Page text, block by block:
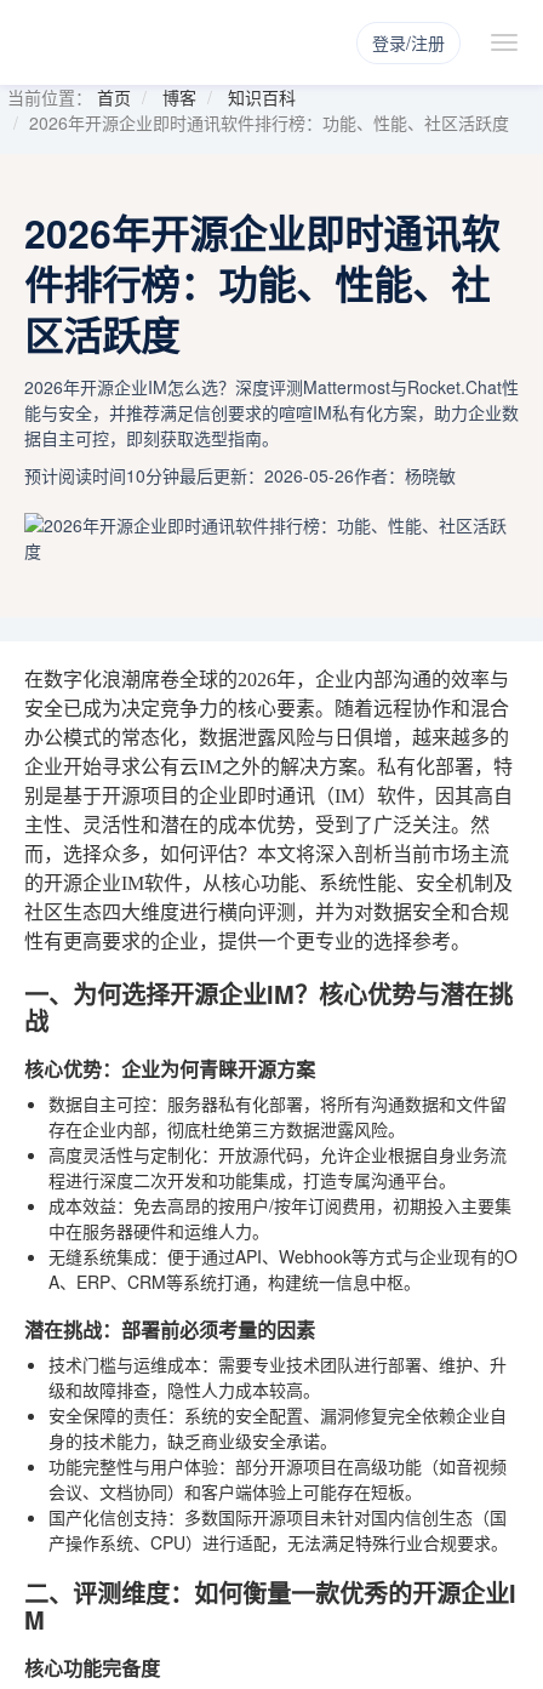
登录/注册
当前位置： 首页 博客
知识百科
2026年开源企业即时通讯软件排行榜：功能、性能、社区活跃度
2026年开源企业即时通讯软
件排行榜：功能、性能、社
区活跃度
2026年开源企业IM怎么选？深度评测Mattermost与Rocket.Chat性
能与安全，并推荐满足信创要求的喧喧IM私有化方案，助力企业数
据自主可控，即刻获取选型指南。
预计阅读时间10分钟最后更新：2026-05-26作者：杨晓敏
在数字化浪潮席卷全球的2026年，企业内部沟通的效率与
安全已成为决定竞争力的核心要素。随着远程协作和混合
办公模式的常态化，数据泄露风险与日俱增，越来越多的
企业开始寻求公有云IM之外的解决方案。私有化部署，特
别是基于开源项目的企业即时通讯（IM）软件，因其高自
主性、灵活性和潜在的成本优势，受到了广泛关注。然
而，选择众多，如何评估？本文将深入剖析当前市场主流
的开源企业IM软件，从核心功能、系统性能、安全机制及
社区生态四大维度进行横向评测，并为对数据安全和合规
性有更高要求的企业，提供一个更专业的选择参考。
一、为何选择开源企业IM？核心优势与潜在挑
战
核心优势：企业为何青睐开源方案
数据自主可控：服务器私有化部署，将所有沟通数据和文件留
存在企业内部，彻底杜绝第三方数据泄露风险。
高度灵活性与定制化：开放源代码，允许企业根据自身业务流
程进行深度二次开发和功能集成，打造专属沟通平台。
成本效益：免去高昂的按用户/按年订阅费用，初期投入主要集
中在服务器硬件和运维人力。
无缝系统集成：便于通过API、Webhook等方式与企业现有的O
A、ERP、CRM等系统打通，构建统一信息中枢。
潜在挑战：部署前必须考量的因素
技术门槛与运维成本：需要专业技术团队进行部署、维护、升
级和故障排查，隐性人力成本较高。
安全保障的责任：系统的安全配置、漏洞修复完全依赖企业自
身的技术能力，缺乏商业级安全承诺。
功能完整性与用户体验：部分开源项目在高级功能（如音视频
会议、文档协同）和客户端体验上可能存在短板。
国产化信创支持：多数国际开源项目未针对国内信创生态（国
产操作系统、CPU）进行适配，无法满足特殊行业合规要求。
二、评测维度：如何衡量一款优秀的开源企业I
M
核心功能完备度